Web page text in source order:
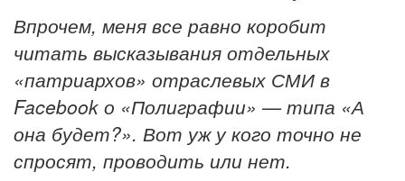
Впрочем, меня все равно коробит
читать высказывания отдельных
«патриархов» отраслевых СМИ в
Facebook о «Полиграфии» — типа «А
она будет?». Вот уж у кого точно не
спросят, проводить или нет.